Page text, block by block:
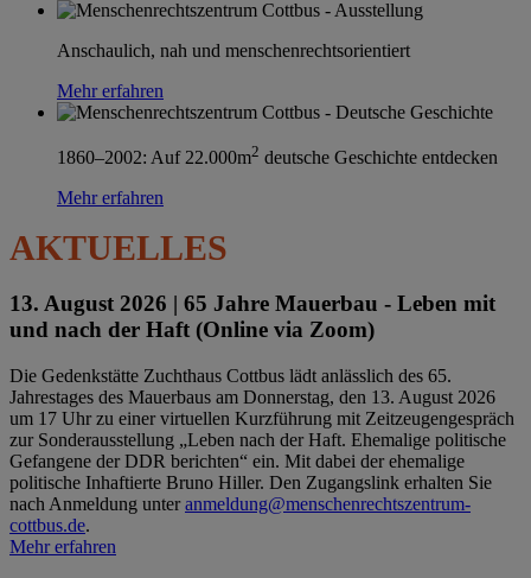
Anschaulich, nah und menschenrechtsorientiert
Mehr erfahren
1860–2002: Auf 22.000m2 deutsche Geschichte entdecken
Mehr erfahren
AKTUELLES
13. August 2026 | 65 Jahre Mauerbau - Leben mit
und nach der Haft (Online via Zoom)
Die Gedenkstätte Zuchthaus Cottbus lädt anlässlich des 65.
Jahrestages des Mauerbaus am Donnerstag, den 13. August 2026
um 17 Uhr zu einer virtuellen Kurzführung mit Zeitzeugengespräch
zur Sonderausstellung „Leben nach der Haft. Ehemalige politische
Gefangene der DDR berichten“ ein. Mit dabei der ehemalige
politische Inhaftierte Bruno Hiller. Den Zugangslink erhalten Sie
nach Anmeldung unteranmeldung@menschenrechtszentrum-
cottbus.de.
Mehr erfahren